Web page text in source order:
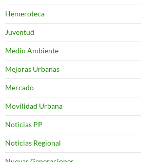
Hemeroteca
Juventud
Medio Ambiente
Mejoras Urbanas
Mercado
Movilidad Urbana
Noticias PP
Noticias Regional